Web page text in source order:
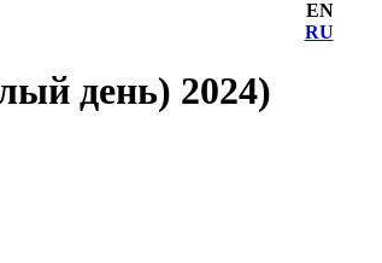
EN
RU
день) 2024)